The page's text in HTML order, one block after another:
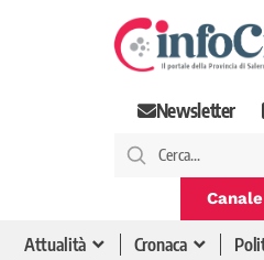
Newsletter
Attualità Cronaca